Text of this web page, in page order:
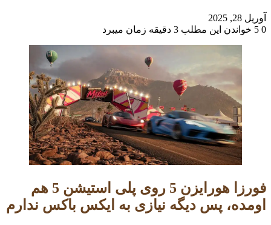
آوریل 28, 2025
0
خواندن این مطلب 3 دقیقه زمان میبرد
فورزا هورایزن 5 روی پلی استیشن 5 هم
اومده، پس دیگه نیازی به ایکس باکس ندارم